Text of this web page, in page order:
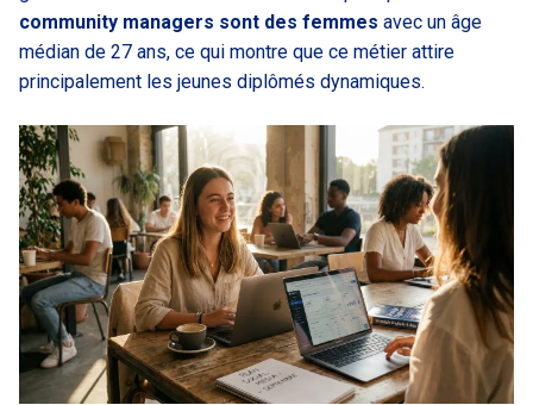
community managers sont des femmes avec un âge
médian de 27 ans, ce qui montre que ce métier attire
principalement les jeunes diplômés dynamiques.